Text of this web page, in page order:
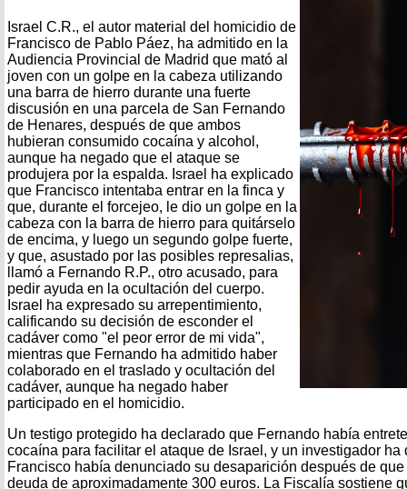
Israel C.R., el autor material del homicidio de
Francisco de Pablo Páez, ha admitido en la
Audiencia Provincial de Madrid que mató al
joven con un golpe en la cabeza utilizando
una barra de hierro durante una fuerte
discusión en una parcela de San Fernando
de Henares, después de que ambos
hubieran consumido cocaína y alcohol,
aunque ha negado que el ataque se
produjera por la espalda. Israel ha explicado
que Francisco intentaba entrar en la finca y
que, durante el forcejeo, le dio un golpe en la
cabeza con la barra de hierro para quitárselo
de encima, y luego un segundo golpe fuerte,
y que, asustado por las posibles represalias,
llamó a Fernando R.P., otro acusado, para
pedir ayuda en la ocultación del cuerpo.
Israel ha expresado su arrepentimiento,
calificando su decisión de esconder el
cadáver como "el peor error de mi vida",
mientras que Fernando ha admitido haber
colaborado en el traslado y ocultación del
cadáver, aunque ha negado haber
participado en el homicidio.
Un testigo protegido ha declarado que Fernando había
cocaína para facilitar el ataque de Israel, y un investigador
Francisco había denunciado su desaparición después de
deuda de aproximadamente 300 euros. La Fiscalía sostiene